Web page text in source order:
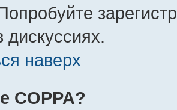
дискуссиях.
наверх
COPPA?